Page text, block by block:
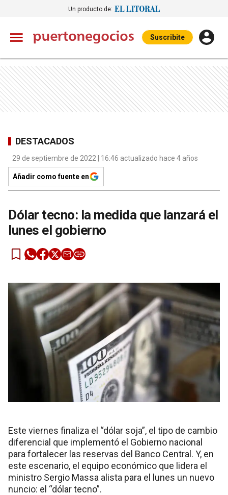
Un producto de:
Suscribite
DESTACADOS
29 de septiembre de 2022 | 16:46 actualizado hace 4 años
Añadir como fuente en
Dólar tecno: la medida que lanzará el
lunes el gobierno
Este viernes finaliza el “dólar soja”, el tipo de cambio
diferencial que implementó el Gobierno nacional
para fortalecer las reservas del Banco Central. Y, en
este escenario, el equipo económico que lidera el
ministro Sergio Massa alista para el lunes un nuevo
nuncio: el “dólar tecno”.